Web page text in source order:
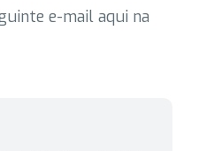
e-mail aqui na